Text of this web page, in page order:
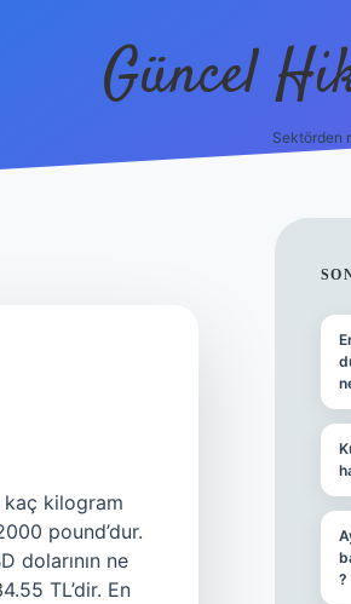
Güncel
Sektörden
kaç kilogram
pound’dur.
dolarının ne
TL’dir. En
?